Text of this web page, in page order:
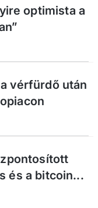
optimista a
vérfürdő után
és a bitcoin...